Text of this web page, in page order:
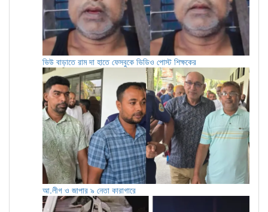
ভিউ বাড়াতে রাম দা হাতে ফেসবুকে ভিডিও পোস্ট শিক্ষকের
আ.লীগ ও জাপার ৯ নেতা কারাগারে